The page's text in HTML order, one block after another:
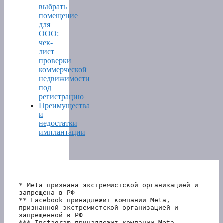
выбрать
помещение
для
ООО:
чек-
лист
проверки
коммерческой
недвижимости
под
регистрацию
Преимущества
и
недостатки
имплантации
* Meta признана экстремистской организацией и
запрещена в РФ
** Facebook принадлежит компании Meta,
признанной экстремистской организацией и
запрещенной в РФ